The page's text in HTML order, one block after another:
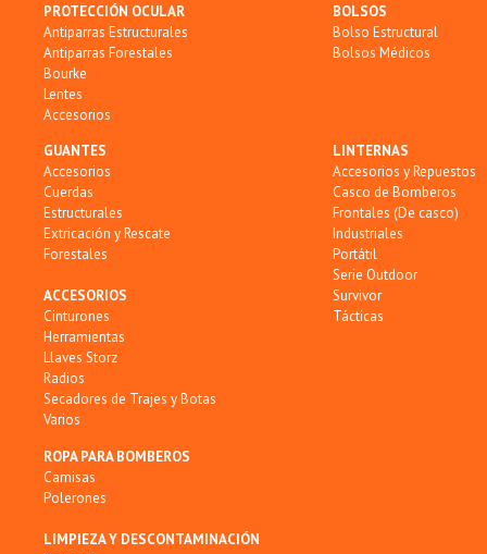
PROTECCIÓN OCULAR
Antiparras Estructurales
Antiparras Forestales
Bourke
Lentes
Accesorios
BOLSOS
Bolso Estructural
Bolsos Médicos
GUANTES
Accesorios
Cuerdas
Estructurales
Extricación y Rescate
Forestales
ACCESORIOS
Cinturones
Herramientas
Llaves Storz
Radios
Secadores de Trajes y Botas
Varios
LINTERNAS
Accesorios y Repuestos
Casco de Bomberos
Frontales (De casco)
Industriales
Portátil
Serie Outdoor
Survivor
Tácticas
ROPA PARA BOMBEROS
Camisas
Polerones
LIMPIEZA Y DESCONTAMINACIÓN